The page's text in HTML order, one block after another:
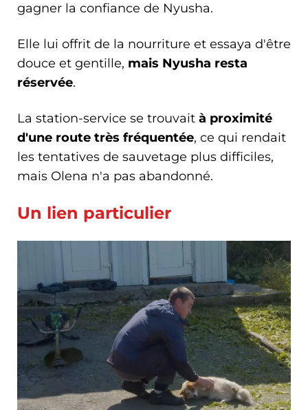
gagner la confiance de Nyusha.
Elle lui offrit de la nourriture et essaya d'être
douce et gentille, mais Nyusha resta
réservée.
La station-service se trouvait à proximité
d'une route très fréquentée, ce qui rendait
les tentatives de sauvetage plus difficiles,
mais Olena n'a pas abandonné.
Un lien particulier